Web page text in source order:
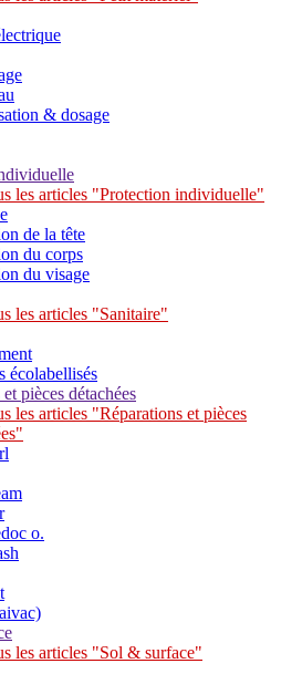
& dosage
les articles "Protection individuelle"
de la tête
du corps
du visage
les articles "Sanitaire"
écolabellisés
pièces détachées
les articles "Réparations et pièces
o.
les articles "Sol & surface"